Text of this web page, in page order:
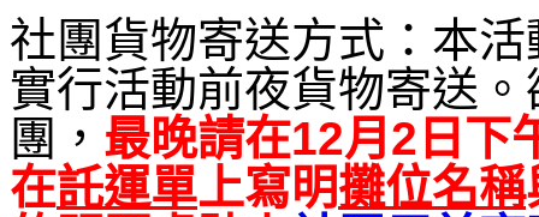
社團貨物寄送方式：本
實行活動前夜貨物寄送
團， 最晚請在12月2日下
在託運單上寫明攤位名稱